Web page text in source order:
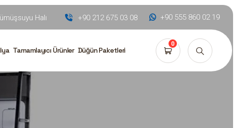
Halı +90 212 675 03 08 +90 555 860 02 19
Tamamlayıcı Ürünler Düğün Paketleri
0